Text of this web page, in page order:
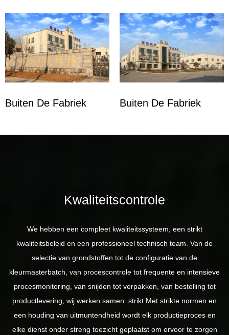
Buiten De Fabriek Buiten De Fabriek
Kwaliteitscontrole
We hebben een compleet kwaliteitssysteem, een strikt
kwaliteitsbeleid en een professioneel technisch team. Van de
selectie van grondstoffen tot de configuratie van de
kleurmasterbatch, van procescontrole tot frequente en intensieve
procesmonitoring, van snijden tot verpakken, van bestelling tot
productlevering, wij werken samen. strikt Met strikte normen en
een houding van uitmuntendheid wordt elk productieproces en
elke dienst onder streng toezicht geplaatst om ervoor te zorgen